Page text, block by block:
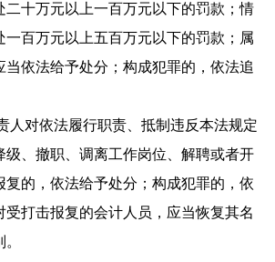
二十万元以上一百万元以下的罚款；情
一百万元以上五百万元以下的罚款；属
当依法给予处分；构成犯罪的，依法追
人对依法履行职责、抵制违反本法规定
级、撤职、调离工作岗位、解聘或者开
复的，依法给予处分；构成犯罪的，依
受打击报复的会计人员，应当恢复其名